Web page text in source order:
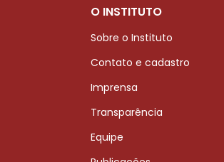
O INSTITUTO
Sobre o Instituto
Contato e cadastro
Imprensa
Transparência
Equipe